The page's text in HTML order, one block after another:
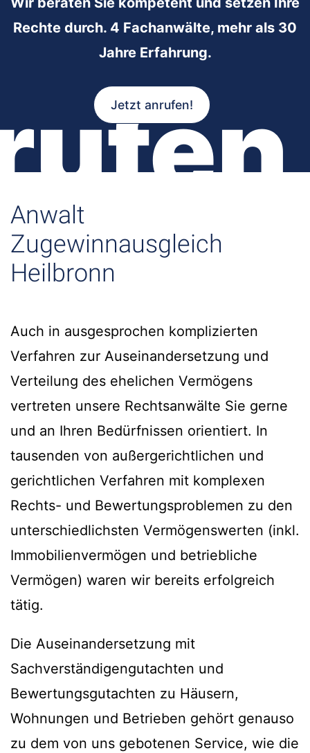
Rechte durch. 4 Fachanwälte, mehr als 30
Jahre Erfahrung.
Jetzt anrufen!
Anwalt
Zugewinnausgleich
Heilbronn
Auch in ausgesprochen komplizierten
Verfahren zur Auseinandersetzung und
Verteilung des ehelichen Vermögens
vertreten unsere Rechtsanwälte Sie gerne
und an Ihren Bedürfnissen orientiert. In
tausenden von außergerichtlichen und
gerichtlichen Verfahren mit komplexen
Rechts- und Bewertungsproblemen zu den
unterschiedlichsten Vermögenswerten (inkl.
Immobilienvermögen und betriebliche
Vermögen) waren wir bereits erfolgreich
tätig.
Die Auseinandersetzung mit
Sachverständigengutachten und
Bewertungsgutachten zu Häusern,
Wohnungen und Betrieben gehört genauso
zu dem von uns gebotenen Service, wie die